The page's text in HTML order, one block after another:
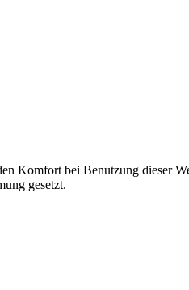
Komfort bei Benutzung dieser
gesetzt.